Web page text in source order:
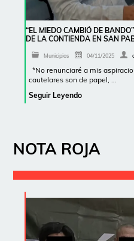
“EL MIEDO CAMBIÓ DE
DE LA CONTIENDA EN SAN
Municipios 04/11/2025
*No renunciaré a mis
cautelares son de papel, …
Seguir Leyendo
NOTA ROJA